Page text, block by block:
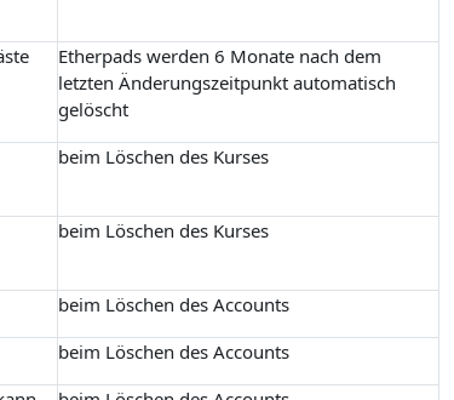
Etherpads werden 6 Monate nach dem
letzten Änderungszeitpunkt automatisch
gelöscht
beim Löschen des Kurses
beim Löschen des Kurses
beim Löschen des Accounts
beim Löschen des Accounts